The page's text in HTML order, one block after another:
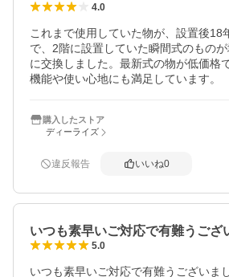
4.0
これまで使用していた物が、設置後18
で、2階に設置していた瞬間式のもの
に交換しました。最新式の物が低価格
機能や使い心地にも満足しています。
購入したストア
ディーライズ
違反報告 いいね0
いつも素早いご対応で有難うご
5.0
いつも素早いご対応で有難うございま